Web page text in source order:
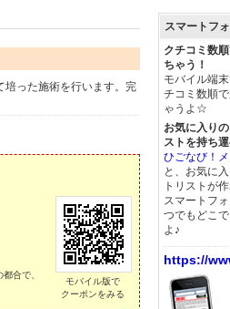
培った施術を行います。完
合で、
モバイル版で
クーポンをみる
スマートフ
クチコミ数
ちゃう！
モバイル端
チコミ数順
ゃうよ☆
お気に入り
ストを持ち運
ひごなび！
と、お気に
トリストが
スマートフ
つでもどこ
よ♪
https://